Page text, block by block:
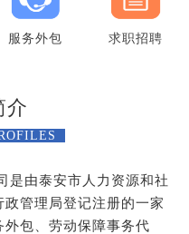
服务外包 求职招聘
介
是由泰安市人力资源和社
管理局登记注册的一家
包、劳动保障事务代